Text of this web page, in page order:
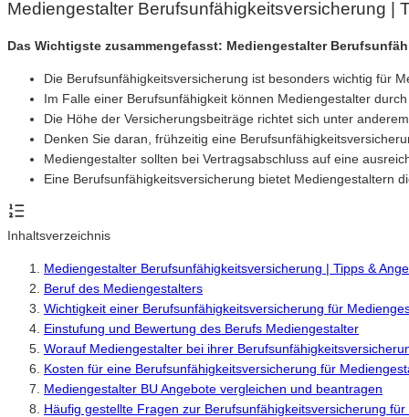
Mediengestalter Berufsunfähigkeitsversicherung |
Das Wichtigste zusammengefasst: Mediengestalter
Die Berufsunfähigkeitsversicherung ist besonders wichtig für
Im Falle einer Berufsunfähigkeit können Mediengestalter
Die Höhe der Versicherungsbeiträge richtet sich unter
Denken Sie daran, frühzeitig eine
Mediengestalter sollten bei Vertragsabschluss auf eine
Eine Berufsunfähigkeitsversicherung bietet Mediengestaltern
Inhaltsverzeichnis
Mediengestalter Berufsunfähigkeitsversicherung | Tipps &
Beruf des Mediengestalters
Wichtigkeit einer Berufsunfähigkeitsversicherung für
Einstufung und Bewertung des Berufs Mediengestalter
Worauf Mediengestalter bei ihrer
Kosten für eine Berufsunfähigkeitsversicherung für
Mediengestalter BU Angebote vergleichen und beantragen
Häufig gestellte Fragen zur Berufsunfähigkeitsversicherung